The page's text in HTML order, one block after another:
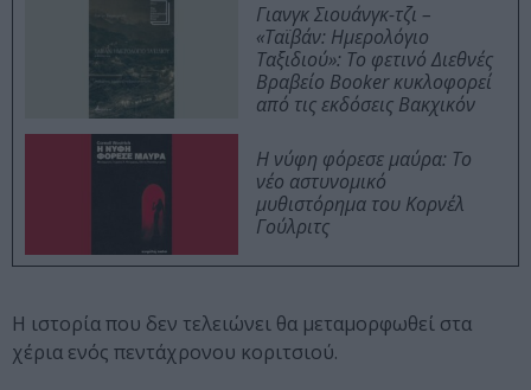
Γιανγκ Σιουάνγκ-τζι –
«Ταϊβάν: Ημερολόγιο
Ταξιδιού»: Το φετινό Διεθνές
Βραβείο Booker κυκλοφορεί
από τις εκδόσεις Βακχικόν
Η νύφη φόρεσε μαύρα: Το
νέο αστυνομικό
μυθιστόρημα του Κορνέλ
Γούλριτς
Η ιστορία που δεν τελειώνει θα μεταμορφωθεί στα
χέρια ενός πεντάχρονου κοριτσιού.